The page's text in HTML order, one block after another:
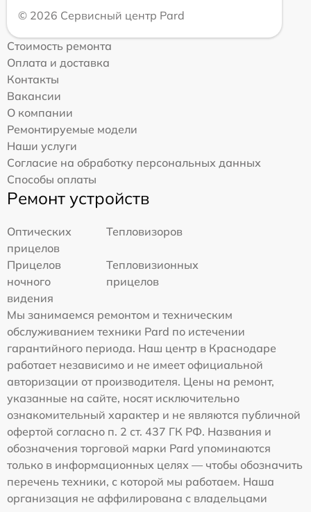
© 2026 Сервисный центр Pard
Стоимость ремонта
Оплата и доставка
Контакты
Вакансии
О компании
Ремонтируемые модели
Наши услуги
Согласие на обработку персональных данных
Способы оплаты
Ремонт устройств
Оптических
прицелов
Тепловизоров
Прицелов
ночного
видения
Тепловизионных
прицелов
Мы занимаемся ремонтом и техническим
обслуживанием техники Pard по истечении
гарантийного периода. Наш центр в Краснодаре
работает независимо и не имеет официальной
авторизации от производителя. Цены на ремонт,
указанные на сайте, носят исключительно
ознакомительный характер и не являются публичной
офертой согласно п. 2 ст. 437 ГК РФ. Названия и
обозначения торговой марки Pard упоминаются
только в информационных целях — чтобы обозначить
перечень техники, с которой мы работаем. Наша
организация не аффилирована с владельцами